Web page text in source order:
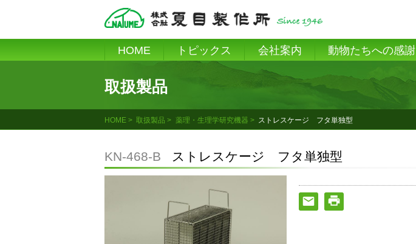
content
HOME トピックス 会社案内 動物たちへの感謝
取扱製品
HOME 取扱製品 薬理・生理学研究機器 ストレスケージ フタ単独型
KN-468-B ストレスケージ フタ単独型